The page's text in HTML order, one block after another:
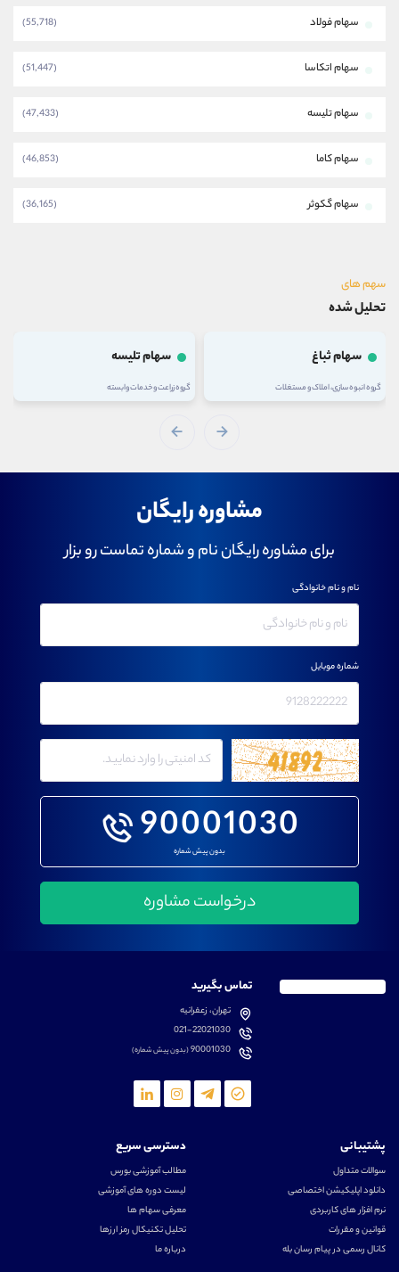
سهام فولاد (55,718)
سهام اتکاسا (51,447)
سهام تلیسه (47,433)
سهام کاما (46,853)
سهام گکوثر (36,165)
سهم های
تحلیل شده
سهام ثباغ
گروه انبوه سازی، املاک و مستغلات
سهام تلیسه
گروه زراعت و خدمات وابسته
مشاوره رایگان
برای مشاوره رایگان نام و شماره تماست رو بزار
90001030
بدون پیش شماره
نام و نام خانوادگی
شماره موبایل
تماس بگیرید
تهران، زعفرانیه
021-22021030
90001030(بدون پیش شماره)
پشتیبانی
سوالات متداول
دانلود اپلیکیشن اختصاصی
نرم افزار های کاربردی
قوانین و مقررات
کانال رسمی در پیام رسان بله
دسترسی سریع
مطالب آموزشی بورس
لیست دوره های آموزشی
معرفی سهام ها
تحلیل تکنیکال رمز ارزها
درباره ما